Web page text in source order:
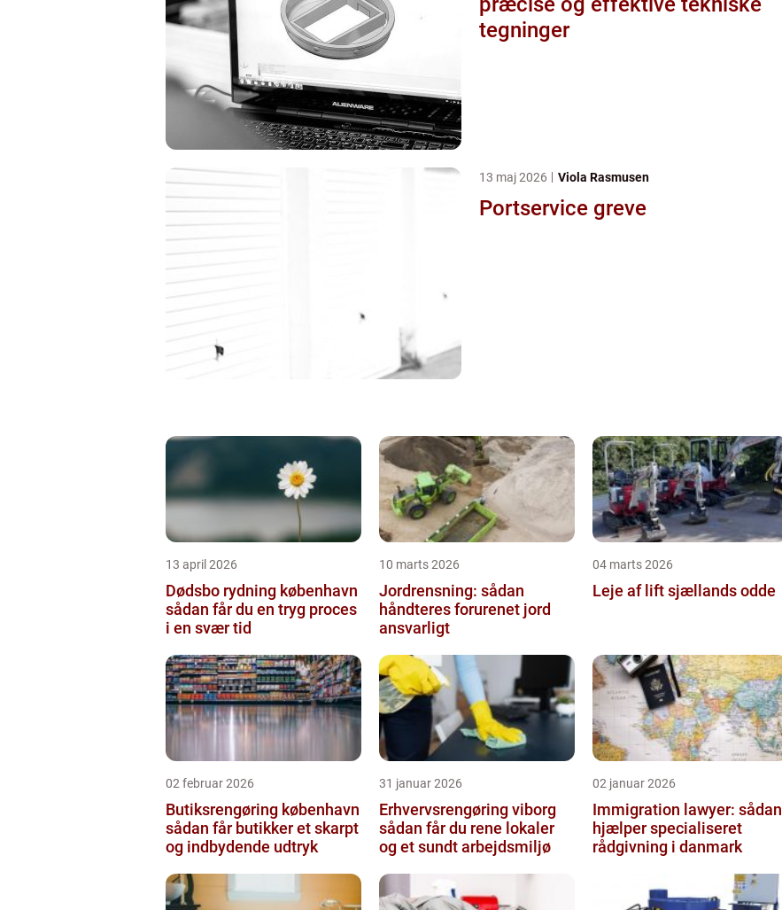
tegninger
13 maj 2026 Viola Rasmusen
Portservice greve
13 april 2026
Dødsbo rydning københavn
sådan får du en tryg proces
i en svær tid
10 marts 2026
Jordrensning: sådan
håndteres forurenet jord
ansvarligt
04 marts 2026
Leje af lift sjællands odde
02 februar 2026
Butiksrengøring københavn
sådan får butikker et skarpt
og indbydende udtryk
31 januar 2026
Erhvervsrengøring viborg
sådan får du rene lokaler
og et sundt arbejdsmiljø
02 januar 2026
Immigration lawyer: sådan
hjælper specialiseret
rådgivning i danmark